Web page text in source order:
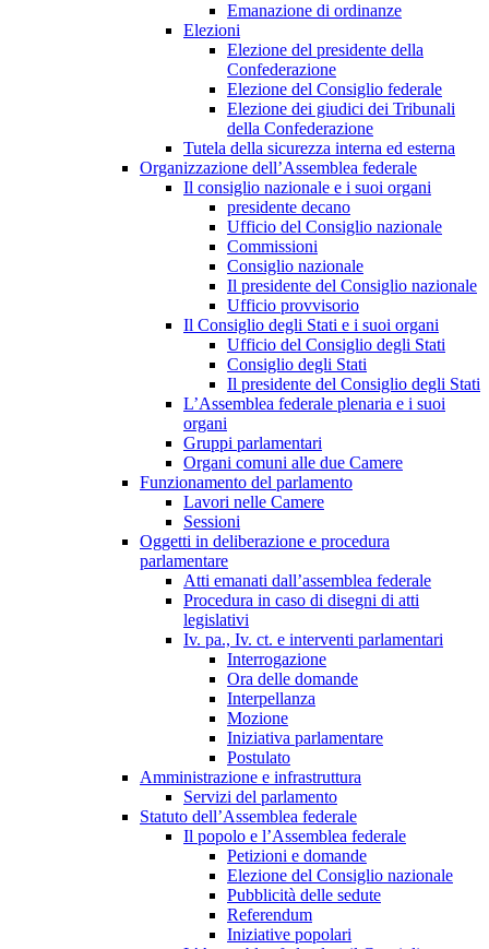
Emanazione di ordinanze
Elezioni
Elezione del presidente della
Confederazione
Elezione del Consiglio federale
Elezione dei giudici dei Tribunali
della Confederazione
Tutela della sicurezza interna ed esterna
Organizzazione dell’Assemblea federale
Il consiglio nazionale e i suoi organi
presidente decano
Ufficio del Consiglio nazionale
Commissioni
Consiglio nazionale
Il presidente del Consiglio nazionale
Ufficio provvisorio
Il Consiglio degli Stati e i suoi organi
Ufficio del Consiglio degli Stati
Consiglio degli Stati
Il presidente del Consiglio degli Stati
L’Assemblea federale plenaria e i suoi
organi
Gruppi parlamentari
Organi comuni alle due Camere
Funzionamento del parlamento
Lavori nelle Camere
Sessioni
Oggetti in deliberazione e procedura
parlamentare
Atti emanati dall’assemblea federale
Procedura in caso di disegni di atti
legislativi
Iv. pa., Iv. ct. e interventi parlamentari
Interrogazione
Ora delle domande
Interpellanza
Mozione
Iniziativa parlamentare
Postulato
Amministrazione e infrastruttura
Servizi del parlamento
Statuto dell’Assemblea federale
Il popolo e l’Assemblea federale
Petizioni e domande
Elezione del Consiglio nazionale
Pubblicità delle sedute
Referendum
Iniziative popolari